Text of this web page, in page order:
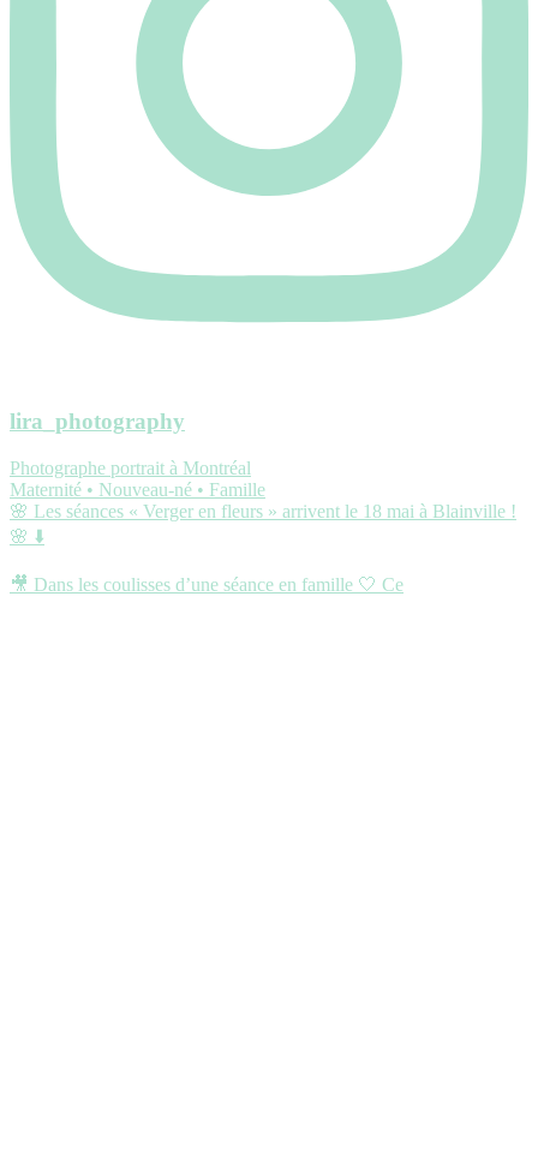
lira_photography
Photographe portrait à Montréal
Maternité • Nouveau-né • Famille
🌸 Les séances « Verger en fleurs » arrivent le 18 mai à Blainville !
🌸 ⬇️
🎥 Dans les coulisses d’une séance en famille 🤍 Ce